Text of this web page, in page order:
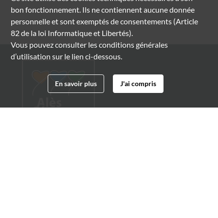
bon fonctionnement. Ils ne contiennent aucune donnée
personnelle et sont exemptés de consentements (Article
82 de la loi Informatique et Libertés).
Vous pouvez consulter les conditions générales
d’utilisation sur le lien ci-dessous.
En savoir plus J'ai compris